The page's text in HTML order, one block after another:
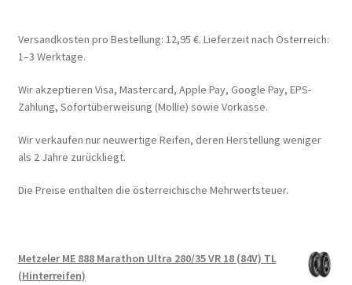
Versandkosten pro Bestellung: 12,95 €. Lieferzeit nach Österreich:
1–3 Werktage.
Wir akzeptieren Visa, Mastercard, Apple Pay, Google Pay, EPS-
Zahlung, Sofortüberweisung (Mollie) sowie Vorkasse.
Wir verkaufen nur neuwertige Reifen, deren Herstellung weniger
als 2 Jahre zurückliegt.
Die Preise enthalten die österreichische Mehrwertsteuer.
Metzeler ME 888 Marathon Ultra 280/35 VR 18 (84V) TL
(Hinterreifen)